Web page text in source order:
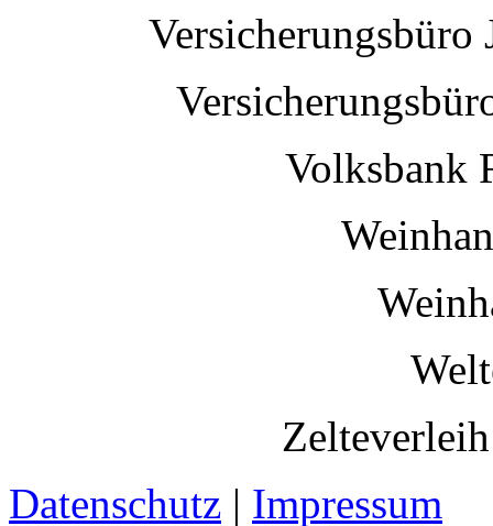
Volksbank
Datenschutz | Impressum